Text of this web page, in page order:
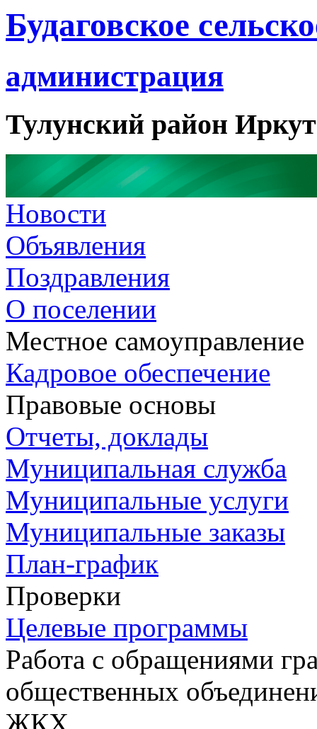
Будаговское
администрация
Тулунский район
Новости
Объявления
Поздравления
О поселении
Местное самоуправление
Кадровое обеспечение
Правовые основы
Отчеты, доклады
Муниципальная служба
Муниципальные услуги
Муниципальные заказы
План-график
Проверки
Целевые программы
Работа с обращениями
общественных